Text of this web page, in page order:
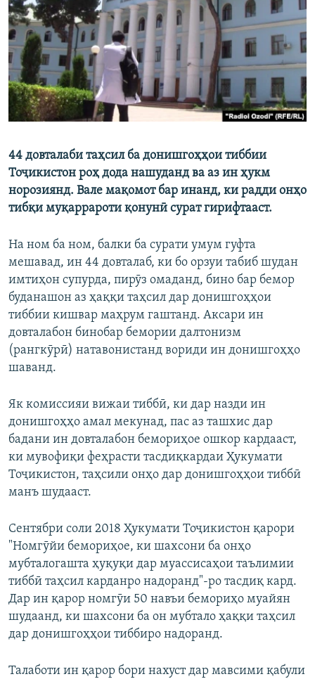
ГУЗОРИШҲОИ РАДИОӢ
Русский
ПАЙГИРӢ КУНЕД
Ҳамаи сомонаҳои RFE/RL
44 довталаби таҳсил ба донишгоҳҳои тиббии
Тоҷикистон роҳ дода нашуданд ва аз ин ҳукм
норозиянд. Вале мақомот бар инанд, ки радди онҳо
тибқи муқаррароти қонунӣ сурат гирифтааст.
На ном ба ном, балки ба сурати умум гуфта
мешавад, ин 44 довталаб, ки бо орзуи табиб шудан
имтиҳон супурда, пирӯз омаданд, бино бар бемор
буданашон аз ҳаққи таҳсил дар донишгоҳҳои
тиббии кишвар маҳрум гаштанд. Аксари ин
довталабон бинобар бемории далтонизм
(рангкӯрӣ) натавонистанд вориди ин донишгоҳҳо
шаванд.
Як комиссияи вижаи тиббӣ, ки дар назди ин
донишгоҳҳо амал мекунад, пас аз ташхис дар
бадани ин довталабон бемориҳое ошкор кардааст,
ки мувофиқи феҳрасти тасдиқкардаи Ҳукумати
Тоҷикистон, таҳсили онҳо дар донишгоҳҳои тиббӣ
манъ шудааст.
Сентябри соли 2018 Ҳукумати Тоҷикистон қарори
"Номгӯйи бемориҳое, ки шахсони ба онҳо
мубталогашта ҳуқуқи дар муассисаҳои таълимии
тиббӣ таҳсил карданро надоранд"-ро тасдиқ кард.
Дар ин қарор номгӯи 50 навъи бемориҳо муайян
шудаанд, ки шахсони ба он мубтало ҳаққи таҳсил
дар донишгоҳҳои тиббиро надоранд.
Талаботи ин қарор бори нахуст дар мавсими қабули